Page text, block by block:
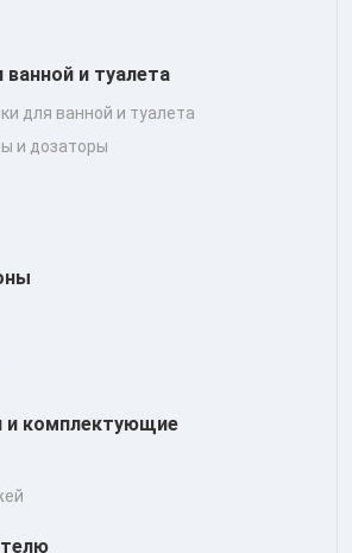
и туалета
для ванной и туалета
и дозаторы
и комплектующие